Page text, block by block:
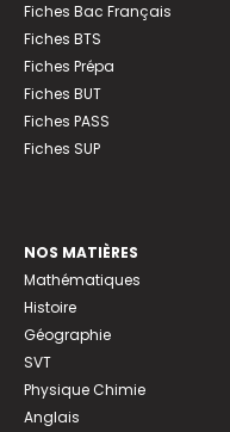
Fiches Bac Français
Fiches BTS
Fiches Prépa
Fiches BUT
Fiches PASS
Fiches SUP
NOS MATIÈRES
Mathématiques
Histoire
Géographie
SVT
Physique Chimie
Anglais